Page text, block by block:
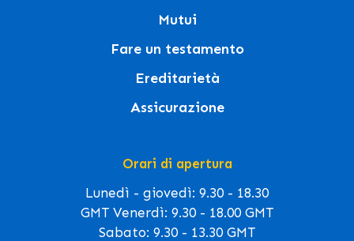
Mutui
Fare un testamento
Ereditarietà
Assicurazione
Orari di apertura
Lunedì - giovedì: 9.30 - 18.30
GMT Venerdì: 9.30 - 18.00 GMT
Sabato: 9.30 - 13.30 GMT